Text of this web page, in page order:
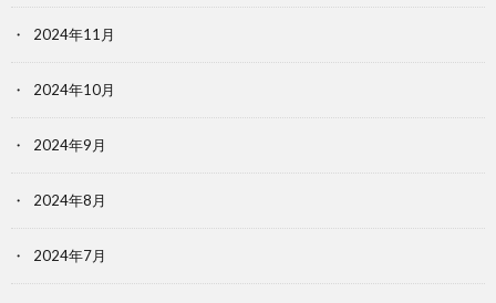
2024年11月
2024年10月
2024年9月
2024年8月
2024年7月